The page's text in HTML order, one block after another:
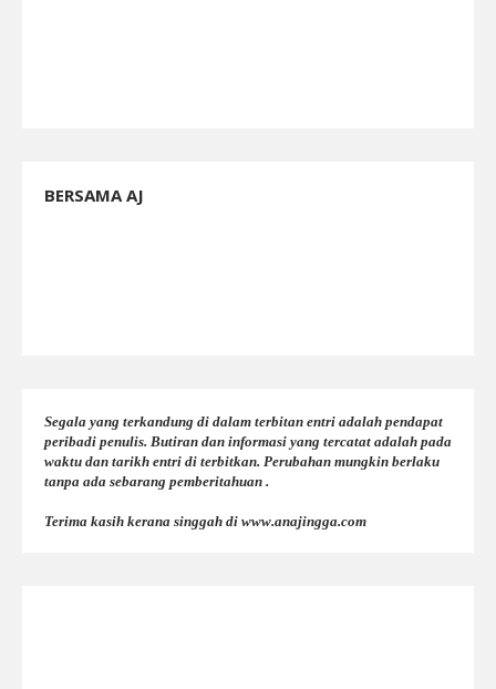
BERSAMA AJ
Segala yang terkandung di dalam terbitan entri adalah pendapat
peribadi penulis. Butiran dan informasi yang tercatat adalah pada
waktu dan tarikh entri di terbitkan. Perubahan mungkin berlaku
tanpa ada sebarang pemberitahuan .
Terima kasih kerana singgah di www.anajingga.com